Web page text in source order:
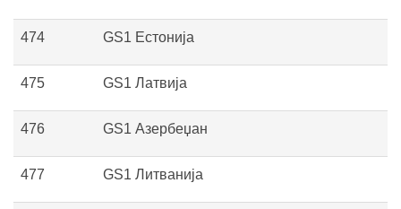
474 GS1 Естонија
475 GS1 Латвија
476 GS1 Азербеџан
477 GS1 Литванија